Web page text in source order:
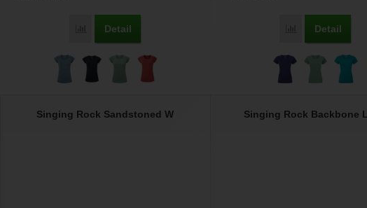
Porovnat
Detail Porovnat
Detail
Singing Rock Sandstoned W Singing Rock Backbone